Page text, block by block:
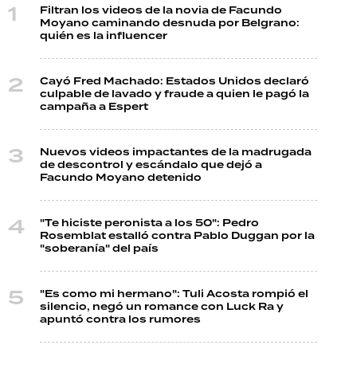
Filtran los videos de la novia de Facundo
Moyano caminando desnuda por Belgrano:
quién es la influencer
Cayó Fred Machado: Estados Unidos declaró
culpable de lavado y fraude a quien le pagó la
campaña a Espert
Nuevos videos impactantes de la madrugada
de descontrol y escándalo que dejó a
Facundo Moyano detenido
"Te hiciste peronista a los 50": Pedro
Rosemblat estalló contra Pablo Duggan por la
"soberanía" del país
"Es como mi hermano": Tuli Acosta rompió el
silencio, negó un romance con Luck Ra y
apuntó contra los rumores